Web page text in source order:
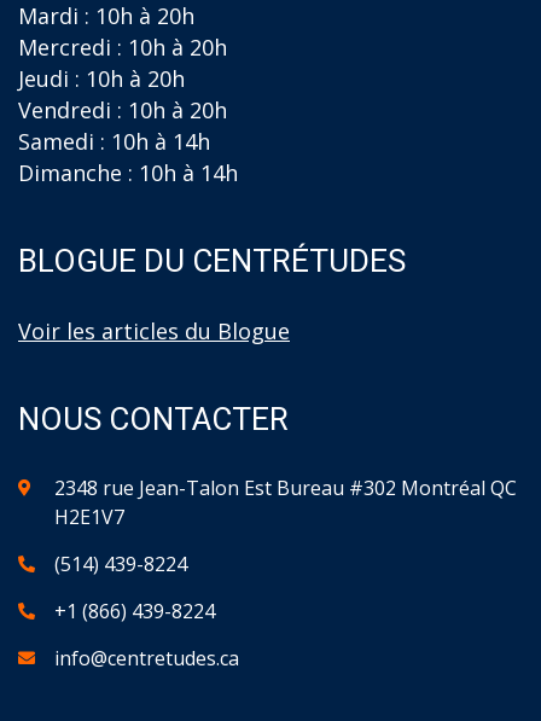
Mardi : 10h à 20h
Mercredi : 10h à 20h
Jeudi : 10h à 20h
Vendredi : 10h à 20h
Samedi : 10h à 14h
Dimanche : 10h à 14h
BLOGUE DU CENTRÉTUDES
Voir les articles du Blogue
NOUS CONTACTER
2348 rue Jean-Talon Est Bureau #302 Montréal QC
H2E1V7
(514) 439-8224
+1 (866) 439-8224
info@centretudes.ca